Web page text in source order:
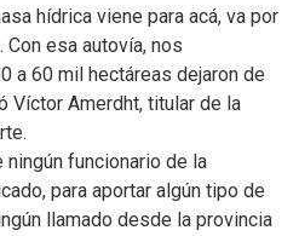
hídrica viene para acá, va por
esa autovía, nos
a 60 mil hectáreas dejaron de
Víctor Amerdht, titular de la
ningún funcionario de la
para aportar algún tipo de
llamado desde la provincia